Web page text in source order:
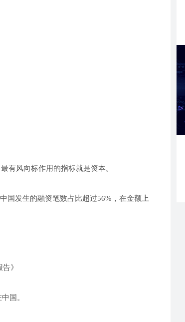
有风向标作用的指标就是资本。
国发生的融资笔数占比超过56%，在金额上
》
国。